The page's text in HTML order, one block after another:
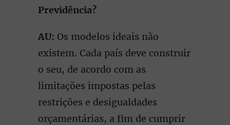
Previdência?
AU: Os modelos ideais não
existem. Cada país deve construir
o seu, de acordo com as
limitações impostas pelas
restrições e desigualdades
orçamentárias, a fim de cumprir